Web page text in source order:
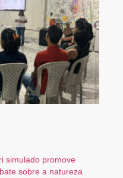
simulado promove
sobre a natureza